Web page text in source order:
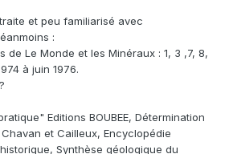
et peu familiarisé avec
:
de Le Monde et les Minéraux : 1, 3 ,7, 8,
à juin 1976.
Editions BOUBEE, Détermination
et Cailleux, Encyclopédie
Synthèse géologique du